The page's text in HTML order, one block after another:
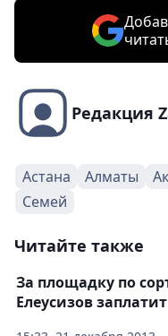
Редакция
Астана Алматы
Семей
Читайте также
За площадку по
Елеусизов